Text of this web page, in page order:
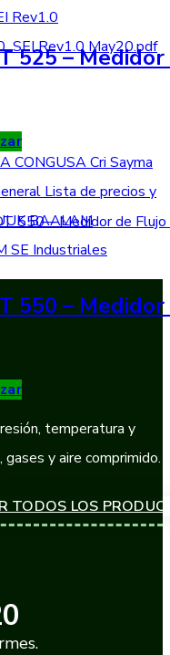
525 –
550 –
TODOS LOS
Rev1.0
Rev1.0 May20.pdf
CONGUSACri Sayma
Lista de precios y
BAALAM
SE Industriales
temperatura y
y aire comprimido.